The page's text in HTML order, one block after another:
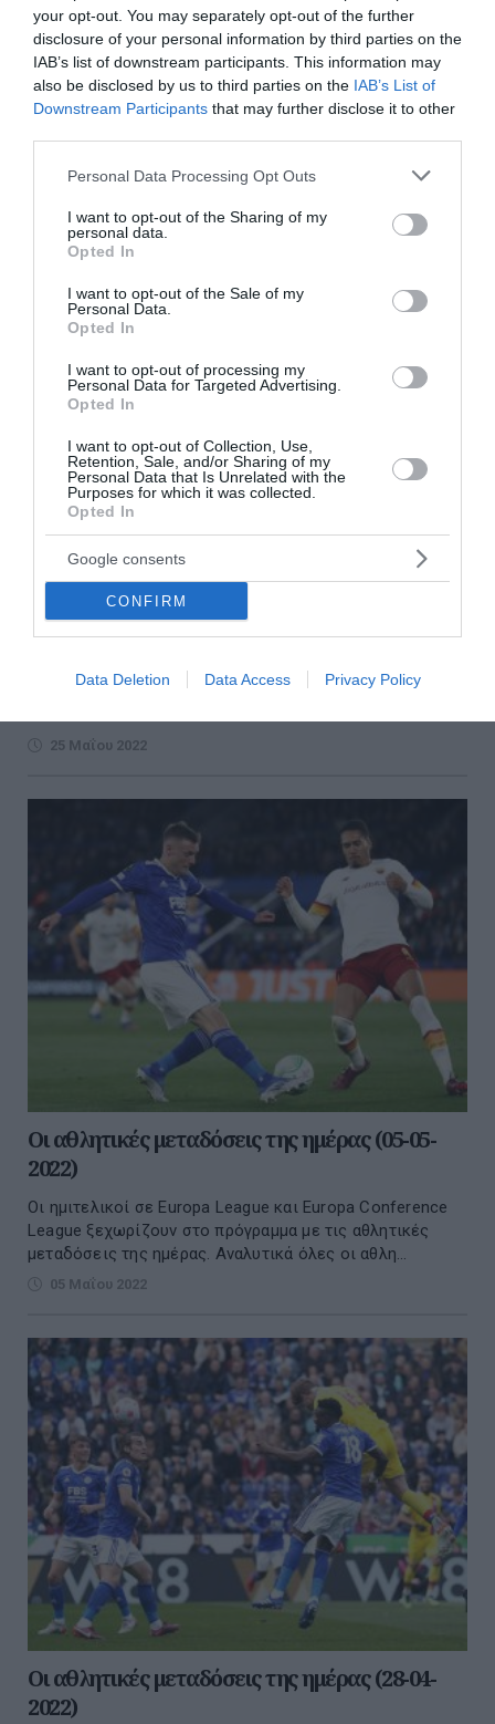
your opt-out. You may separately opt-out of the further
disclosure of your personal information by third parties on the
IAB’s list of downstream participants. This information may
also be disclosed by us to third parties on the IAB’s List of
Downstream Participants that may further disclose it to other
Please note that this website/app uses one or more Google
not limited to your visit or usage behaviour. You may click to
grant or deny consent to Google and its third-party tags to
use your data for below specified purposes in below Google
consent section.
Personal Data Processing Opt Outs
I want to opt-out of the Sharing of my
personal data.
Opted In
I want to opt-out of the Sale of my
Personal Data.
Opted In
I want to opt-out of processing my
Personal Data for Targeted Advertising.
Opted In
I want to opt-out of Collection, Use,
Retention, Sale, and/or Sharing of my
Personal Data that Is Unrelated with the
Purposes for which it was collected.
Opted In
Google consents
CONFIRM
Data Deletion Data Access Privacy Policy
Οι αθλητικές μεταδόσεις της ημέρας (21-07-
2022)
Τα πρώτα παιχνίδια του ΠΑΟΚ και του Άρη απέναντι σε
21 Ιουλίου 2022
Οι αθλητικές μεταδόσεις της ημέρας (25-05-
Ρόμα και τη Φέγενορντ, η αναμέτρηση της Μαρίας
Σάκκαρη με αντίπαλο την Καρολίνα Μούχοβα στο Ρολάν
25 Μαΐου 2022
Οι αθλητικές μεταδόσεις της ημέρας (05-05-
2022)
Οι ημιτελικοί σε Europa League και Europa Conference
League ξεχωρίζουν στο πρόγραμμα με τις αθλητικές
μεταδόσεις της ημέρας. Αναλυτικά όλες οι αθλη...
05 Μαΐου 2022
Οι αθλητικές μεταδόσεις της ημέρας (28-04-
2022)